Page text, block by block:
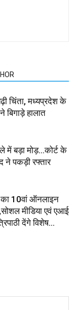
चिंता, मध्यप्रदेश के
बिगाड़े हालात
में बड़ा मोड़...कोर्ट के
ने पकड़ी रफ्तार
10वां ऑनलाइन
मीडिया एवं एआई
देंगे विशेष...